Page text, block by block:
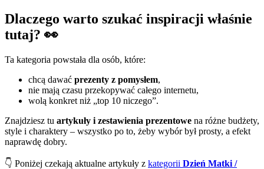
Dlaczego warto szukać inspiracji właśnie
tutaj? 👀
Ta kategoria powstała dla osób, które:
chcą dawać prezenty z pomysłem,
nie mają czasu przekopywać całego internetu,
wolą konkret niż „top 10 niczego”.
Znajdziesz tu artykuły i zestawienia prezentowe na różne budżety,
style i charaktery – wszystko po to, żeby wybór był prosty, a efekt
naprawdę dobry.
👇 Poniżej czekają aktualne artykuły z kategorii Dzień Matki /